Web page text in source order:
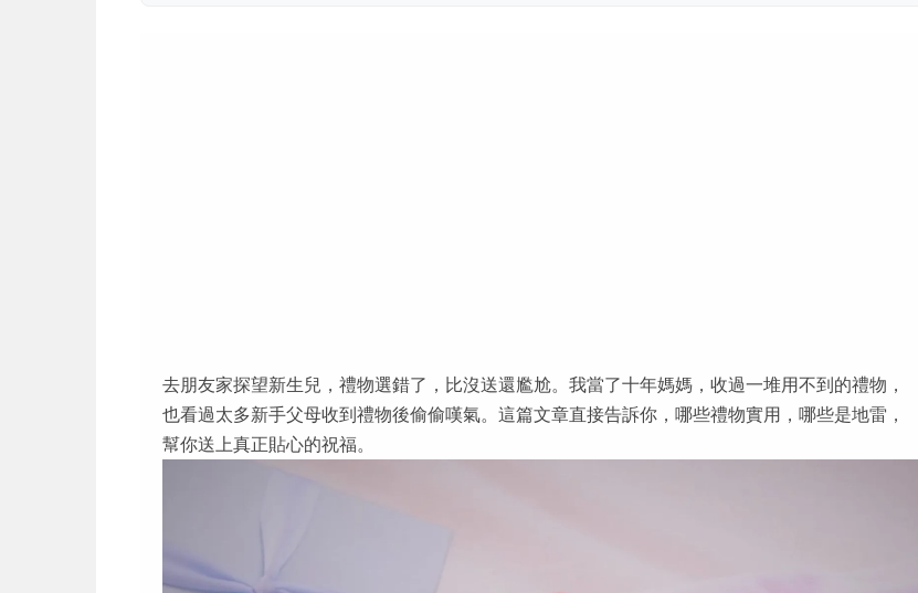
去朋友家探望新生兒，禮物選錯了，比沒送還尷尬。我當了十年媽媽，收過一堆用不到的禮物，
也看過太多新手父母收到禮物後偷偷嘆氣。這篇文章直接告訴你，哪些禮物實用，哪些是地雷，
幫你送上真正貼心的祝福。